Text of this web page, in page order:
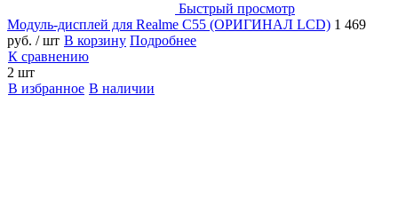
Быстрый просмотр
Модуль-дисплей для Realme C55 (ОРИГИНАЛ LCD) 1 469
руб. / шт В корзину Подробнее
К сравнению
2 шт
В избранное В наличии